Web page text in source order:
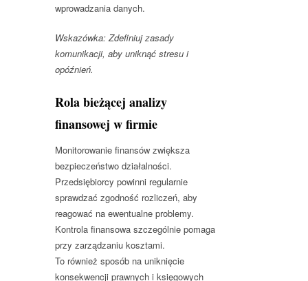
wprowadzania danych.
Wskazówka: Zdefiniuj zasady
komunikacji, aby uniknąć stresu i
opóźnień.
Rola bieżącej analizy
finansowej w firmie
Monitorowanie finansów zwiększa
bezpieczeństwo działalności.
Przedsiębiorcy powinni regularnie
sprawdzać zgodność rozliczeń, aby
reagować na ewentualne problemy.
Kontrola finansowa szczególnie pomaga
przy zarządzaniu kosztami.
To również sposób na uniknięcie
konsekwencji prawnych i księgowych